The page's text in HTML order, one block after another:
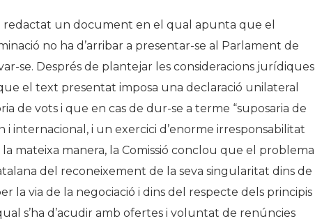
redactat un document en el qual apunta que el
no ha d’arribar a presentar-se al Parlament de
se. Després de plantejar les consideracions jurídiques
el text presentat imposa una declaració unilateral
de vots i que en cas de dur-se a terme “suposaria de
internacional, i un exercici d’enorme irresponsabilitat
mateixa manera, la Comissió conclou que el problema
del reconeixement de la seva singularitat dins de
la via de la negociació i dins del respecte dels principis
s’ha d’acudir amb ofertes i voluntat de renúncies